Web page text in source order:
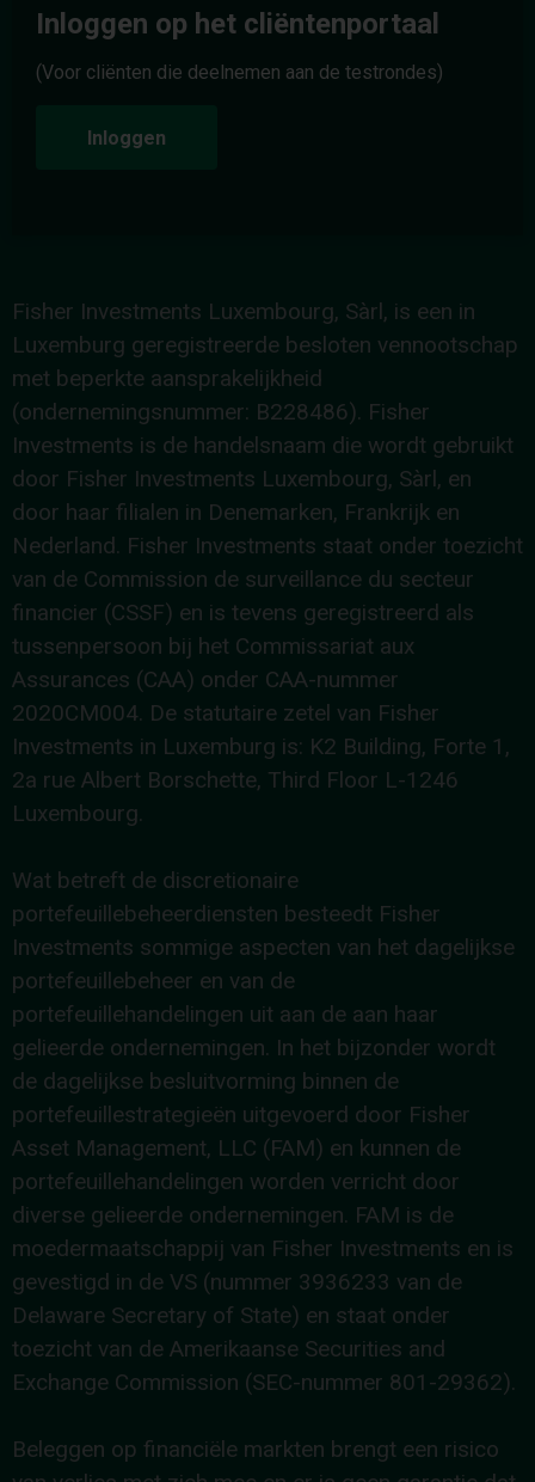
Inloggen op het cliëntenportaal
(Voor cliënten die deelnemen aan de testrondes)
Inloggen
Fisher Investments Luxembourg, Sàrl, is een in
Luxemburg geregistreerde besloten vennootschap
met beperkte aansprakelijkheid
(ondernemingsnummer: B228486). Fisher
Investments is de handelsnaam die wordt gebruikt
door Fisher Investments Luxembourg, Sàrl, en
door haar filialen in Denemarken, Frankrijk en
Nederland. Fisher Investments staat onder toezicht
van de Commission de surveillance du secteur
financier (CSSF) en is tevens geregistreerd als
tussenpersoon bij het Commissariat aux
Assurances (CAA) onder CAA-nummer
2020CM004. De statutaire zetel van Fisher
Investments in Luxemburg is: K2 Building, Forte 1,
2a rue Albert Borschette, Third Floor L-1246
Luxembourg.
Wat betreft de discretionaire
portefeuillebeheerdiensten besteedt Fisher
Investments sommige aspecten van het dagelijkse
portefeuillebeheer en van de
portefeuillehandelingen uit aan de aan haar
gelieerde ondernemingen. In het bijzonder wordt
de dagelijkse besluitvorming binnen de
portefeuillestrategieën uitgevoerd door Fisher
Asset Management, LLC (FAM) en kunnen de
portefeuillehandelingen worden verricht door
diverse gelieerde ondernemingen. FAM is de
moedermaatschappij van Fisher Investments en is
gevestigd in de VS (nummer 3936233 van de
Delaware Secretary of State) en staat onder
toezicht van de Amerikaanse Securities and
Exchange Commission (SEC-nummer 801-29362).
Beleggen op financiële markten brengt een risico